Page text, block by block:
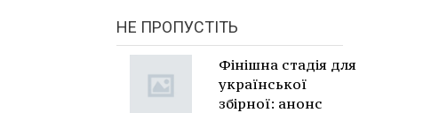
НЕ ПРОПУСТІТЬ
Фінішна стадія для
української
збірної: анонс